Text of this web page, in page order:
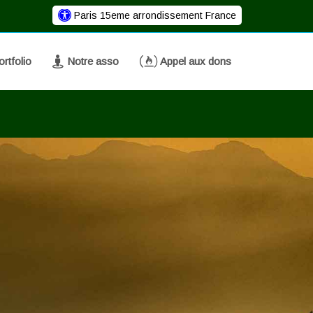
Paris 15eme arrondissement France
Notre asso Appel aux dons